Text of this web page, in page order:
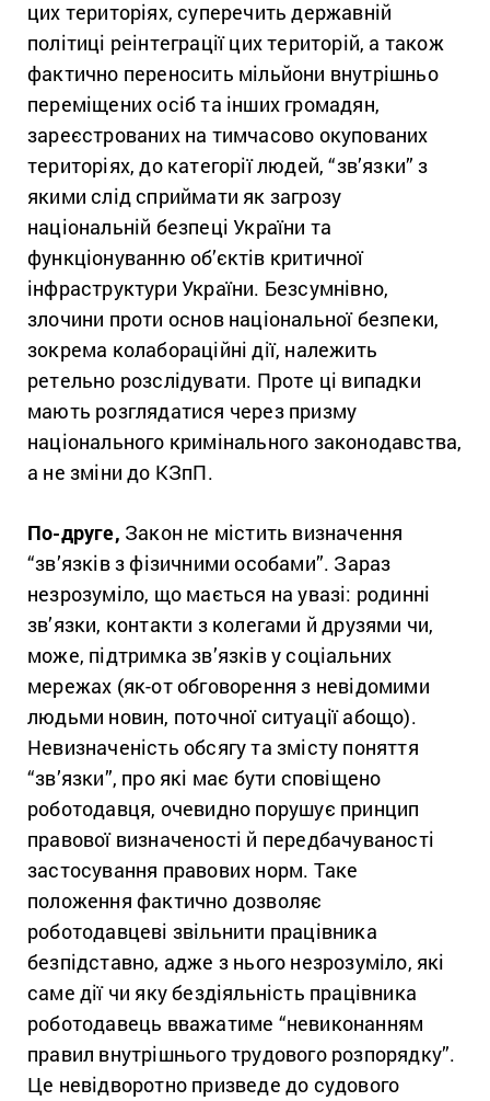
цих територіях, суперечить державній
політиці реінтеграції цих територій, а також
фактично переносить мільйони внутрішньо
переміщених осіб та інших громадян,
зареєстрованих на тимчасово окупованих
територіях, до категорії людей, “зв’язки” з
якими слід сприймати як загрозу
національній безпеці України та
функціонуванню об’єктів критичної
інфраструктури України. Безсумнівно,
злочини проти основ національної безпеки,
зокрема колабораційні дії, належить
ретельно розслідувати. Проте ці випадки
мають розглядатися через призму
національного кримінального законодавства,
а не зміни до КЗпП.
По-друге, Закон не містить визначення
“зв’язків з фізичними особами”. Зараз
незрозуміло, що мається на увазі: родинні
зв’язки, контакти з колегами й друзями чи,
може, підтримка зв’язків у соціальних
мережах (як-от обговорення з невідомими
людьми новин, поточної ситуації абощо).
Невизначеність обсягу та змісту поняття
“зв’язки”, про які має бути сповіщено
роботодавця, очевидно порушує принцип
правової визначеності й передбачуваності
застосування правових норм. Таке
положення фактично дозволяє
роботодавцеві звільнити працівника
безпідставно, адже з нього незрозуміло, які
саме дії чи яку бездіяльність працівника
роботодавець вважатиме “невиконанням
правил внутрішнього трудового розпорядку”.
Це невідворотно призведе до судового